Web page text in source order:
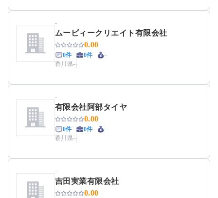
-
ムービィークリエイト有限会社
0.00
0件 0件
-
香川県--
-
有限会社阿部タイヤ
0.00
0件 0件
-
香川県--
-
吉田実業有限会社
0.00